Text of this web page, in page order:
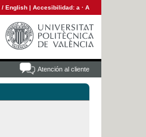
/ English | Accesibilidad: a · A
Atención al cliente